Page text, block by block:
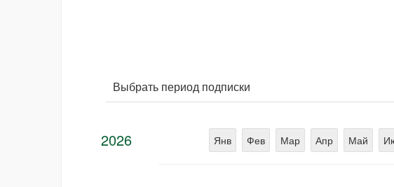
Выбрать период подписки
2026 Янв Фев Мар Апр Май